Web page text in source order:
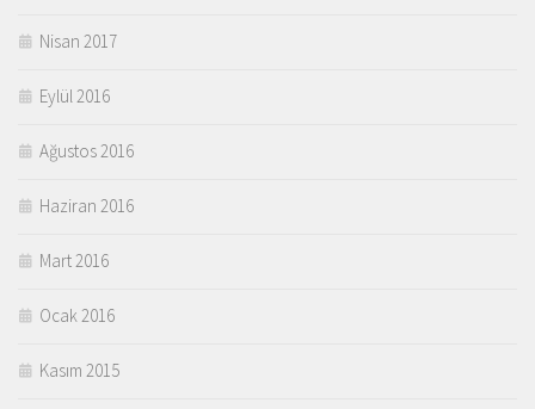
Nisan 2017
Eylül 2016
Ağustos 2016
Haziran 2016
Mart 2016
Ocak 2016
Kasım 2015